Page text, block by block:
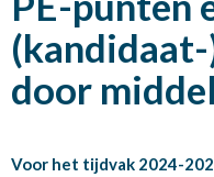
door
Voor het tijdvak 2024-